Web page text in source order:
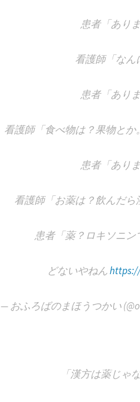
患者「あり
看護師「なん
患者「あり
看護師「食べ物は？果物とか
患者「あり
看護師「お薬は？飲んだら
患者「薬？ロキソニン
どないやねん
— おふろばのまほうつかい
「漢方は薬じゃ